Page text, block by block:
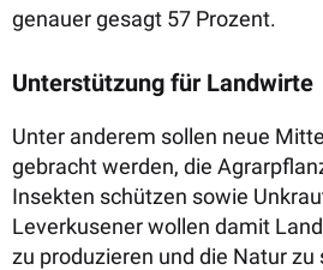
genauer gesagt 57 Prozent.
Unterstützung für Landwirte
Unter anderem sollen neue
gebracht werden, die
Insekten schützen sowie
Leverkusener wollen damit
zu produzieren und die Natur zu